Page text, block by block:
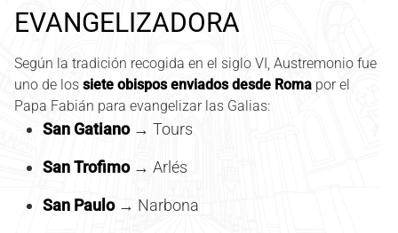
EVANGELIZADORA
Según la tradición recogida en el siglo VI, Austremonio fue
uno de los siete obispos enviados desde Roma por el
Papa Fabián para evangelizar las Galias:
San Gatiano→ Tours
San Trofimo→ Arlés
San Paulo→ Narbona